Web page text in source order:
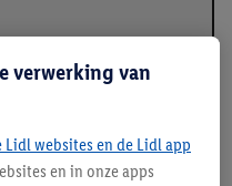
verwerking van
websites en de Lidl app
en in onze apps